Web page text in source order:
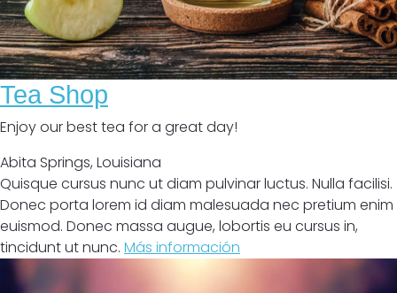
Tea Shop
Enjoy our best tea for a great day!
Abita Springs, Louisiana
Quisque cursus nunc ut diam pulvinar luctus. Nulla facilisi.
Donec porta lorem id diam malesuada nec pretium enim
euismod. Donec massa augue, lobortis eu cursus in,
tincidunt ut nunc. Más información